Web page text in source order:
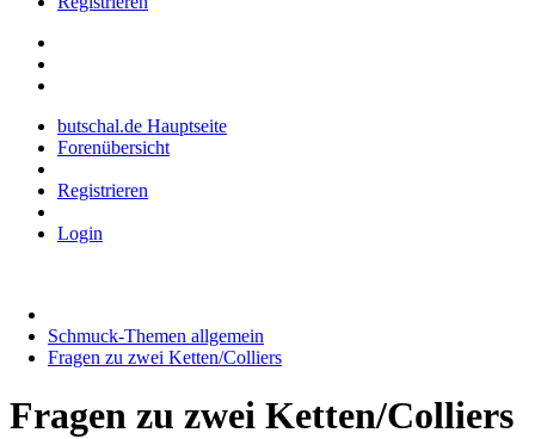
butschal.de Hauptseite
Forenübersicht
Registrieren
Login
Schmuck-Themen allgemein
Fragen zu zwei Ketten/Colliers
Fragen zu zwei Ketten/Colliers